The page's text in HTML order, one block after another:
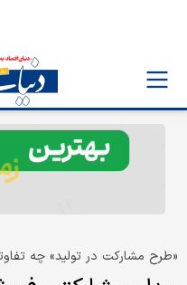
«طرح مشارکت در تولید» چه